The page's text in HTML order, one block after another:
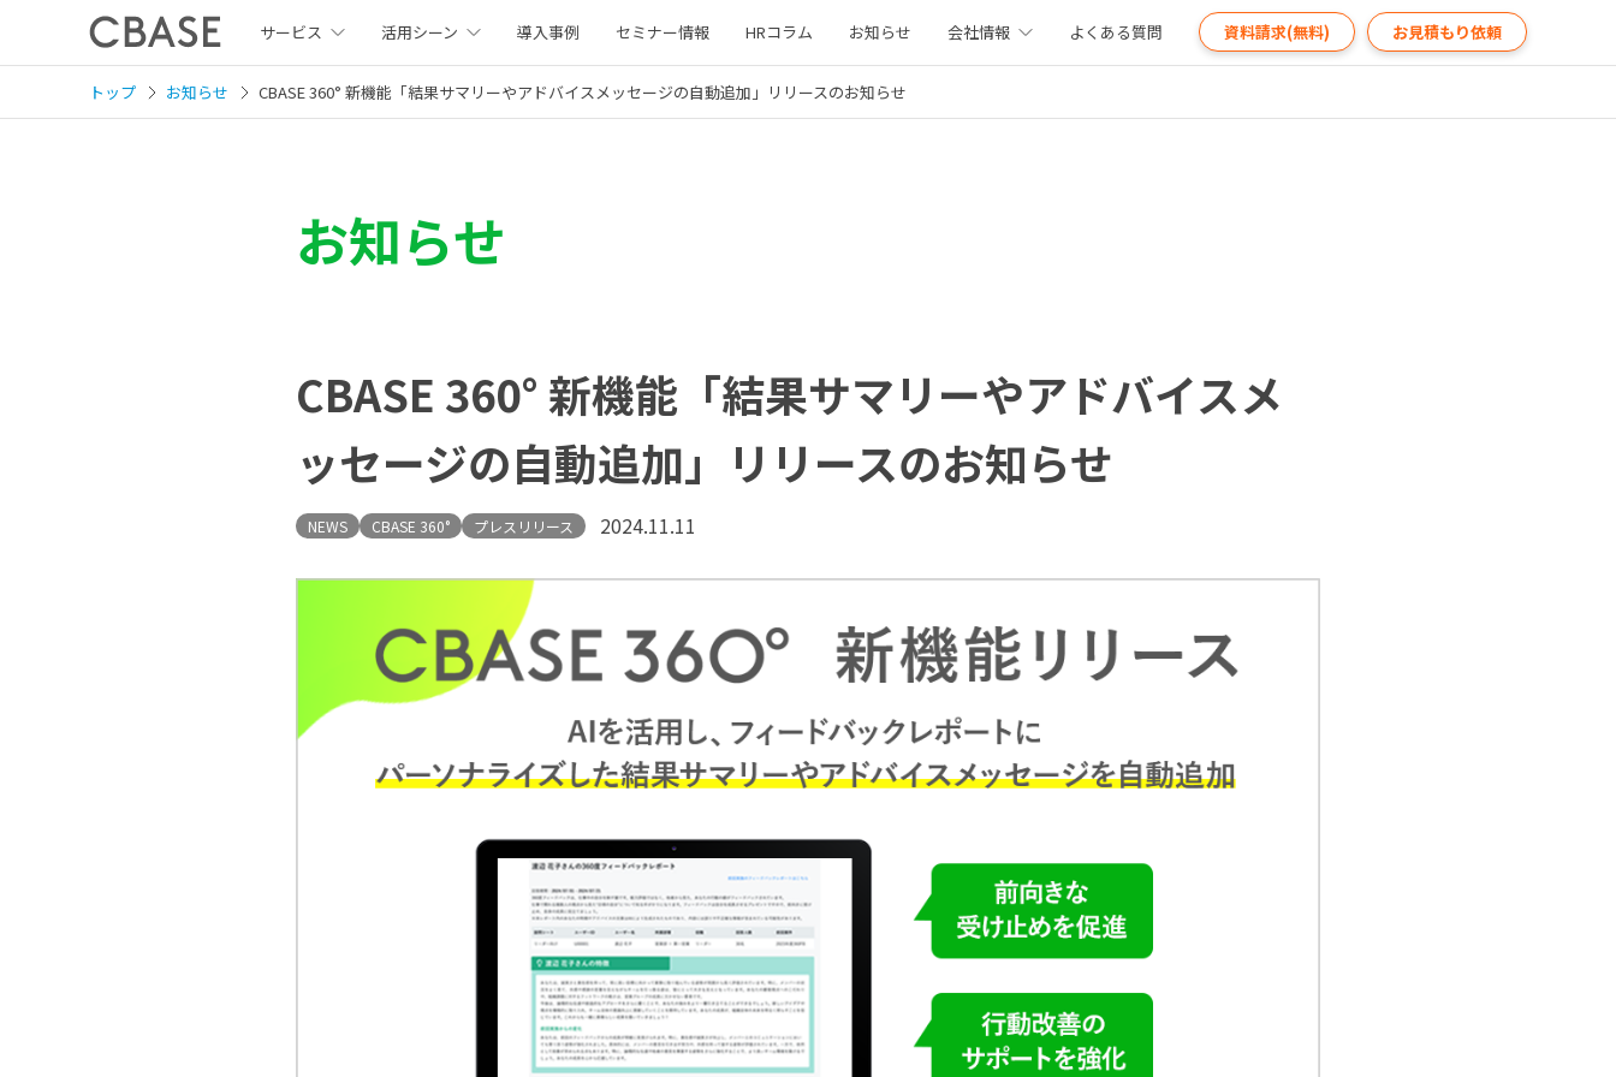
サービス 活用シーン 導入事例 セミナー情報 HRコラム お知らせ 会社情報 よくある質問 資料請求(無料) お見積もり依頼
トップ お知らせ CBASE 360° 新機能「結果サマリーやアドバイスメッセージの自動追加」リリースのお知らせ
お知らせ
CBASE 360° 新機能「結果サマリーやアドバイスメ
ッセージの自動追加」リリースのお知らせ
NEWS CBASE 360° プレスリリース 2024.11.11